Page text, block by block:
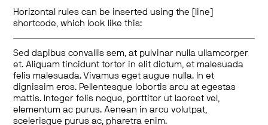
Horizontal rules can be inserted using the [line]
shortcode, which look like this:
Sed dapibus convallis sem, at pulvinar nulla ullamcorper
et. Aliquam tincidunt tortor in elit dictum, et malesuada
felis malesuada. Vivamus eget augue nulla. In et
dignissim eros. Pellentesque lobortis arcu at egestas
mattis. Integer felis neque, porttitor ut laoreet vel,
elementum ac purus. Aenean in arcu volutpat,
scelerisque purus ac, pharetra enim.